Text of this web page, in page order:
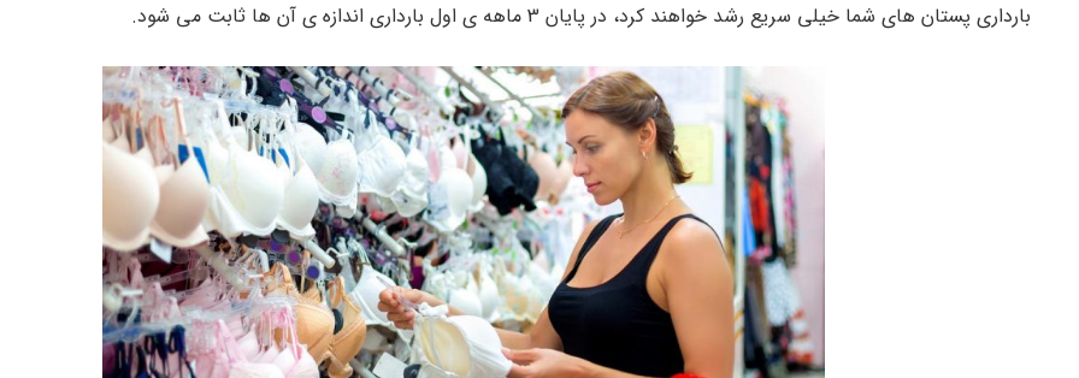
بارداری پستان های شما خیلی سریع رشد خواهند کرد، در پایان 3 ماهه ی اول بارداری اندازه ی آن ها ثابت می شود.